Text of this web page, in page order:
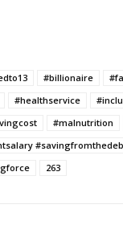
#billionaire
#healthservice
#malnutrition
263